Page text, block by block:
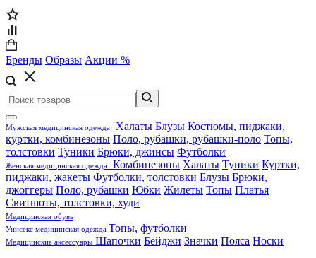
Бренды Образы Акции %
Мужская медицинская одежда Халаты Блузы Костюмы, пиджаки,
куртки, комбинезоны Поло, рубашки, рубашки-поло Топы,
толстовки Туники Брюки, джинсы Футболки
Женская медицинская одежда Комбинезоны Халаты Туники Куртки,
пиджаки, жакеты Футболки, толстовки Блузы Брюки,
джоггеры Поло, рубашки Юбки Жилеты Топы Платья
Свитшоты, толстовки, худи
Медицинская обувь
Унисекс медицинская одежда Топы, футболки
Медицинские аксессуары Шапочки Бейджи Значки Пояса Носки